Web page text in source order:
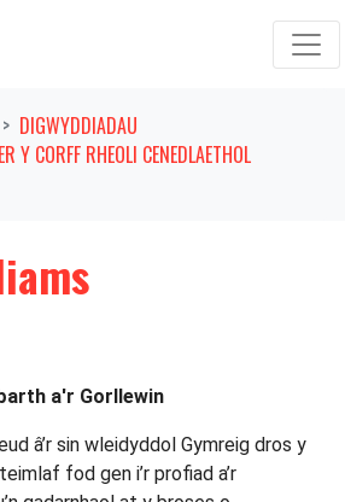
DIGWYDDIADAU
Y CORFF RHEOLI CENEDLAETHOL
a'r Gorllewin
â’r sin wleidyddol Gymreig dros y
fod gen i’r profiad a’r